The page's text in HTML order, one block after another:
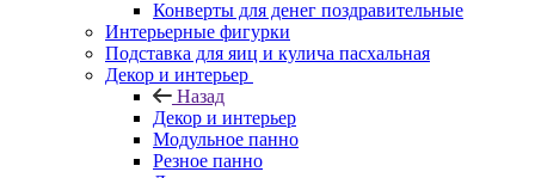
Конверты для денег поздравительные
Интерьерные фигурки
Подставка для яиц и кулича пасхальная
Декор и интерьер
Назад
Декор и интерьер
Модульное панно
Резное панно